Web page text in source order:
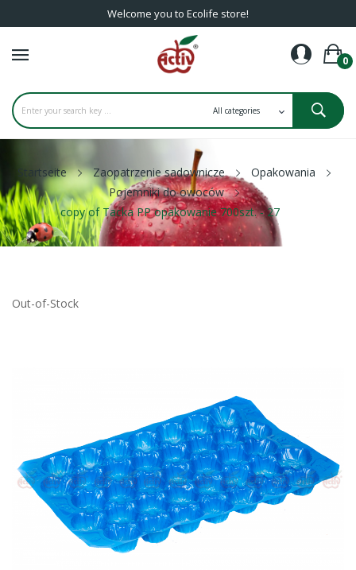
Welcome you to Ecolife store!
0
Startseite Zaopatrzenie sadownicze
Opakowania
Pojemniki do owoców
copy of Tacka PP opakowanie 700szt. - 27
Out-of-Stock